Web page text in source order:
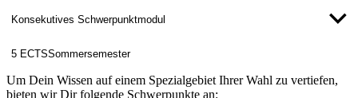
Konsekutives Schwerpunktmodul
5 ECTSSommersemester
Um Dein Wissen auf einem Spezialgebiet Ihrer Wahl zu vertiefen,
bieten wir Dir folgende Schwerpunkte an: